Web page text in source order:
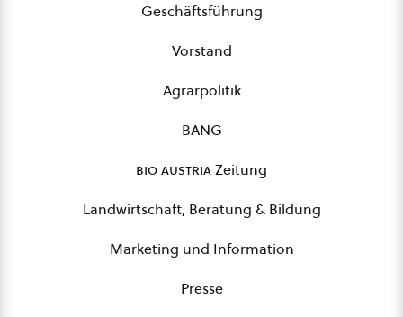
Geschäftsführung
Vorstand
Agrarpolitik
BANG
bio austriaZeitung
Landwirtschaft, Beratung & Bildung
Marketing und Information
Presse